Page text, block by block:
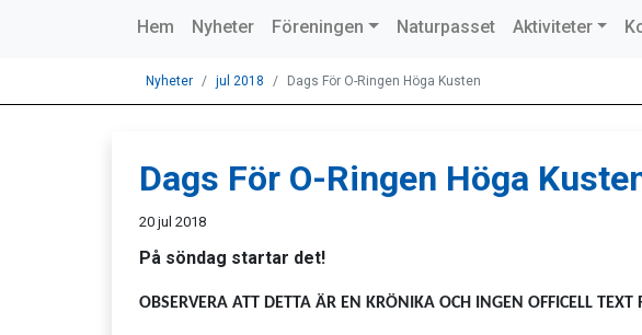
Hem Nyheter Föreningen Naturpasset Aktiviteter
Nyheter jul 2018 Dags För O-Ringen Höga Kusten
Dags För O-Ringen Höga
20 jul 2018
På söndag startar det!
OBSERVERA ATT DETTA ÄR EN KRÖNIKA OCH INGEN OFFICELL TEXT